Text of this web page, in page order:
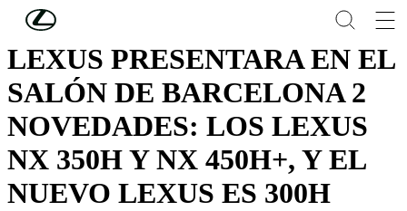
Skip to Main Content
LEXUS PRESENTARA EN EL
SALÓN DE BARCELONA 2
NOVEDADES: LOS LEXUS
NX 350H Y NX 450H+, Y EL
NUEVO LEXUS ES 300H